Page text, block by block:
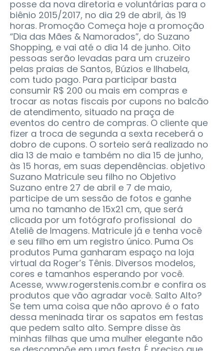
posse da nova diretoria e voluntárias para o
biênio 2015/2017, no dia 29 de abril, às 19
horas. Promoção Começa hoje a promoção
“Dia das Mães & Namorados”, do Suzano
Shopping, e vai até o dia 14 de junho. Oito
pessoas serão levadas para um cruzeiro
pelas praias de Santos, Búzios e Ilhabela,
com tudo pago. Para participar basta
consumir R$ 200 ou mais em compras e
trocar as notas fiscais por cupons no balcão
de atendimento, situado na praça de
eventos do centro de compras. O cliente que
fizer a troca de segunda a sexta receberá o
dobro de cupons. O sorteio será realizado no
dia 13 de maio e também no dia 15 de junho,
às 15 horas, em suas dependências. objetivo
Suzano Matricule seu filho no Objetivo
Suzano entre 27 de abril e 7 de maio,
participe de um sessão de fotos e ganhe
uma no tamanho de 15x21 cm, que será
clicada por um fotógrafo profissional do
Ateliê de Imagens. Matricule já e tenha você
e seu filho em um registro único. Puma Os
produtos Puma ganharam espaço na loja
virtual da Roger’s Tênis. Diversos modelos,
cores e tamanhos esperando por você.
Acesse, www.rogerstenis.com.br e confira os
produtos que vão agradar você. Salto Alto?
Se tem uma coisa que não aprovo é o fato
dessa meninada tirar os sapatos em festas
que pedem salto alto. Sempre disse às
minhas filhas que uma mulher elegante não